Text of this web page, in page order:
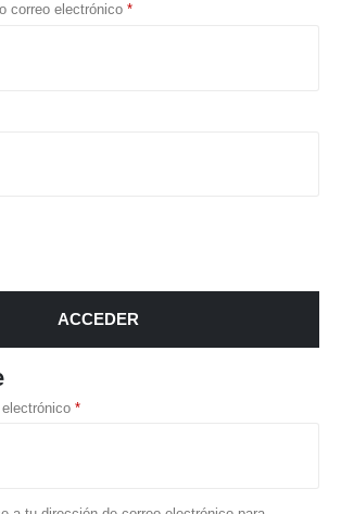
correo electrónico *
ACCEDER
*